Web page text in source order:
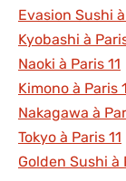
Evasion Sushi à
Kyobashi à
Naoki à Paris 11
Kimono à Paris
Nakagawa à
Tokyo à Paris 11
Golden Sushi à